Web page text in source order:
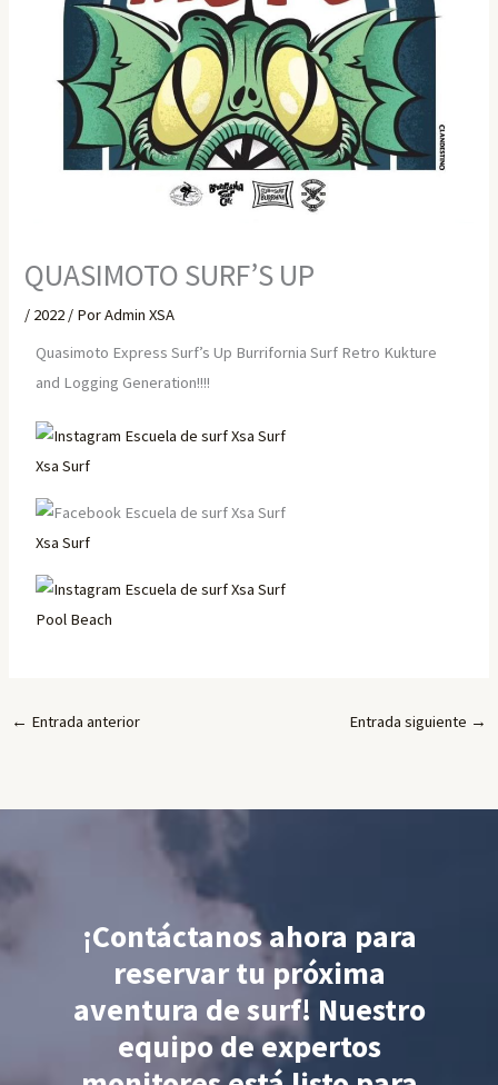
QUASIMOTO SURF’S UP
/ 2022 / PorAdmin XSA
Quasimoto Express Surf’s Up Burrifornia Surf Retro Kukture
and Logging Generation!!!!
Xsa Surf
Xsa Surf
Pool Beach
← Entrada anterior Entrada siguiente →
¡Contáctanos ahora para
reservar tu próxima
aventura de surf! Nuestro
equipo de expertos